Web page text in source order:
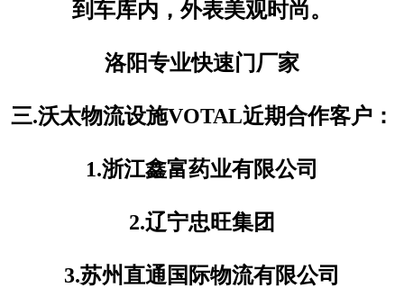
到车库内，外表美观时尚。
洛阳专业快速门厂家
三.沃太物流设施VOTAL近期合作客户：
1.浙江鑫富药业有限公司
2.辽宁忠旺集团
3.苏州直通国际物流有限公司